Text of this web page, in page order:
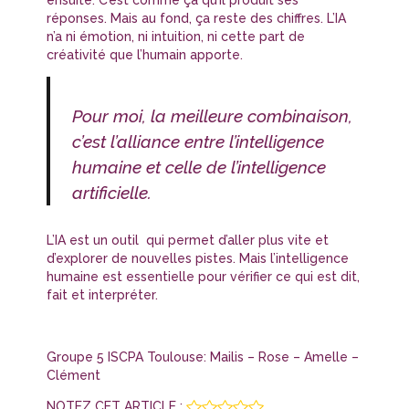
réponses. Mais au fond, ça reste des chiffres. L’IA
n’a ni émotion, ni intuition, ni cette part de
créativité que l’humain apporte.
Pour moi, la meilleure combinaison,
c’est l’alliance entre l’intelligence
humaine et celle de l’intelligence
artificielle.
L’IA est un outil qui permet d’aller plus vite et
d’explorer de nouvelles pistes. Mais l’intelligence
humaine est essentielle pour vérifier ce qui est dit,
fait et interpréter.
Groupe 5 ISCPA Toulouse: Mailis – Rose – Amelle –
Clément